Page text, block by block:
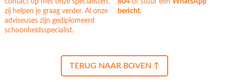
contact op met onze specialisten,
zij helpen je graag verder. Al onze
adviseuses zijn gediplomeerd
schoonheidsspecialist.
804 of stuur eenWhatsApp
bericht.
TERUG NAAR BOVEN ↑